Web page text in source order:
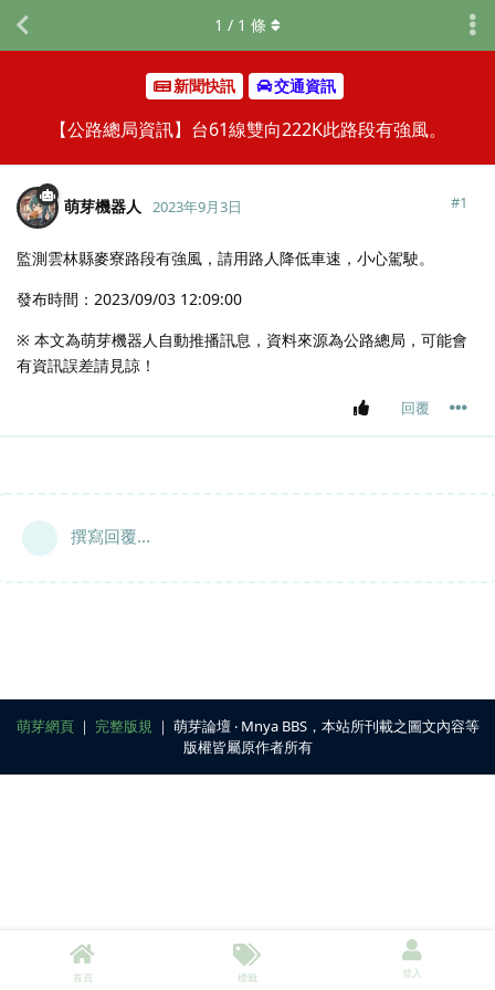
新聞快訊 交通資訊
【公路總局資訊】台61線雙向222K此路段有強風。
1 / 1 條
萌芽機器人 2023年9月3日 #1
監測雲林縣麥寮路段有強風，請用路人降低車速，小心駕駛。
發布時間：2023/09/03 12:09:00
※ 本文為萌芽機器人自動推播訊息，資料來源為公路總局，可能會
有資訊誤差請見諒！
回覆
撰寫回覆...
萌芽網頁｜ 完整版規 ｜ 萌芽論壇 ‧ Mnya BBS，本站所刊載之圖文內容等
版權皆屬原作者所有
首頁 標籤 登入